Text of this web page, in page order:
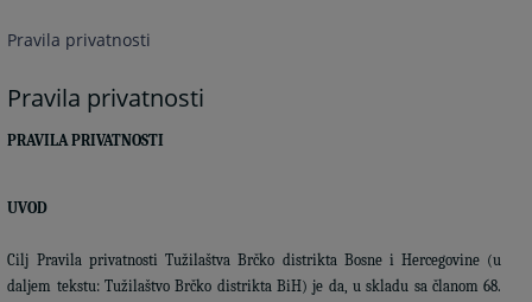
Pravila privatnosti
Pravila privatnosti
PRAVILA PRIVATNOSTI
UVOD
Cilj Pravila privatnosti Tužilaštva Brčko distrikta Bosne i Hercegovine (u
daljem tekstu: Tužilaštvo Brčko distrikta BiH) je da, u skladu sa članom 68.